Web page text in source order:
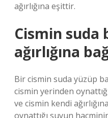
ağırlığına eşittir.
Cismin suda
ağırlığına
Bir cismin suda yüzüp
cismin yerinden
ve cismin kendi
oynattığı suyun